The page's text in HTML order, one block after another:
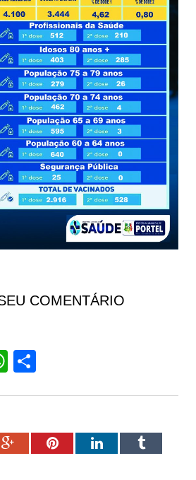
COMENTÁRIO
WhatsApp
Google+PinterestLinkedInTumblr